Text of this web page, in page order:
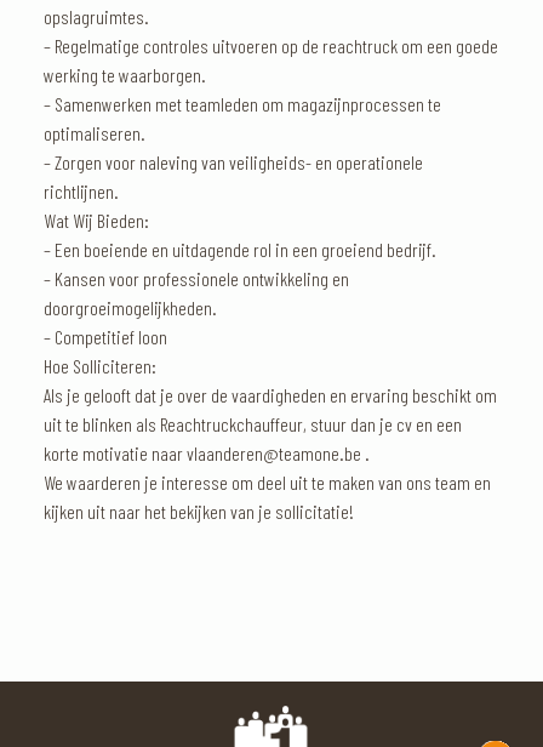
opslagruimtes.
– Regelmatige controles uitvoeren op de reachtruck om een goede
werking te waarborgen.
– Samenwerken met teamleden om magazijnprocessen te
optimaliseren.
– Zorgen voor naleving van veiligheids- en operationele
richtlijnen.
Wat Wij Bieden:
– Een boeiende en uitdagende rol in een groeiend bedrijf.
– Kansen voor professionele ontwikkeling en
doorgroeimogelijkheden.
– Competitief loon
Hoe Solliciteren:
Als je gelooft dat je over de vaardigheden en ervaring beschikt om
uit te blinken als Reachtruckchauffeur, stuur dan je cv en een
korte motivatie naar vlaanderen@teamone.be .
We waarderen je interesse om deel uit te maken van ons team en
kijken uit naar het bekijken van je sollicitatie!